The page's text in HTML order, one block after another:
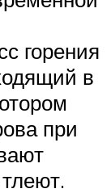
горения
в
при